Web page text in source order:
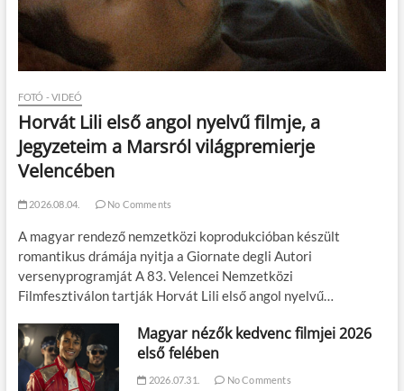
FOTÓ - VIDEÓ
Horvát Lili első angol nyelvű filmje, a
Jegyzeteim a Marsról világpremierje
Velencében
2026.08.04. No Comments
A magyar rendező nemzetközi koprodukcióban készült
romantikus drámája nyitja a Giornate degli Autori
versenyprogramját A 83. Velencei Nemzetközi
Filmfesztiválon tartják Horvát Lili első angol nyelvű…
Magyar nézők kedvenc filmjei 2026
első felében
2026.07.31. No Comments